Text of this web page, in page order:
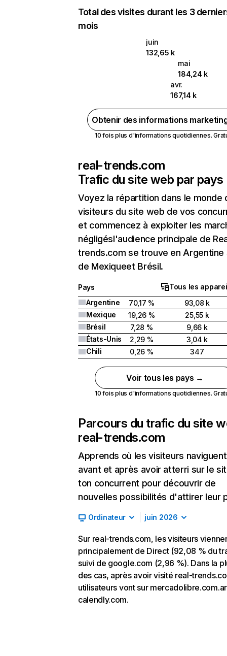
Total des visites durant les 3
mois
juin
132,65 k
mai
184,24 k
avr.
167,14 k
Obtenir des informations
10 fois plus d'informations quotidiennes.
real-trends.com
Trafic du site web par pays
Voyez la répartition dans le monde
visiteurs du site web de vos
et commencez à exploiter les
négligésl'audience principale de
trends.com se trouve en Argentine
de Mexiqueet Brésil.
Pays
Tous les
Argentine
70,17 %
93,08 k
Mexique
19,26 %
25,55 k
Brésil
7,28 %
9,66 k
États-Unis
2,29 %
3,04 k
Chili
0,26 % 347
Voir tous les pays →
10 fois plus d'informations quotidiennes.
Parcours du trafic du site
real-trends.com
Apprends où les visiteurs naviguent
avant et après avoir atterri sur le
ton concurrent pour découvrir de
nouvelles possibilités d'attirer leur
Ordinateur juin 2026
Sur real-trends.com, les visiteurs
principalement de Direct (92,08 % du
suivi de google.com (2,96 %). Dans la
des cas, après avoir visité real-
utilisateurs vont sur
calendly.com.